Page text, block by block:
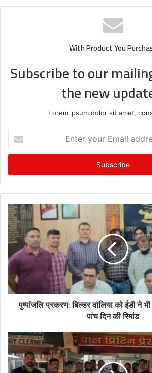
With Product You
Subscribe to our
the new
Lorem ipsum dolor sit amet,
your
Email
पुष्पांजलि प्रकरण: बिल्डर वालिया को ईडी ने भी
पांच दिन की रिमांड